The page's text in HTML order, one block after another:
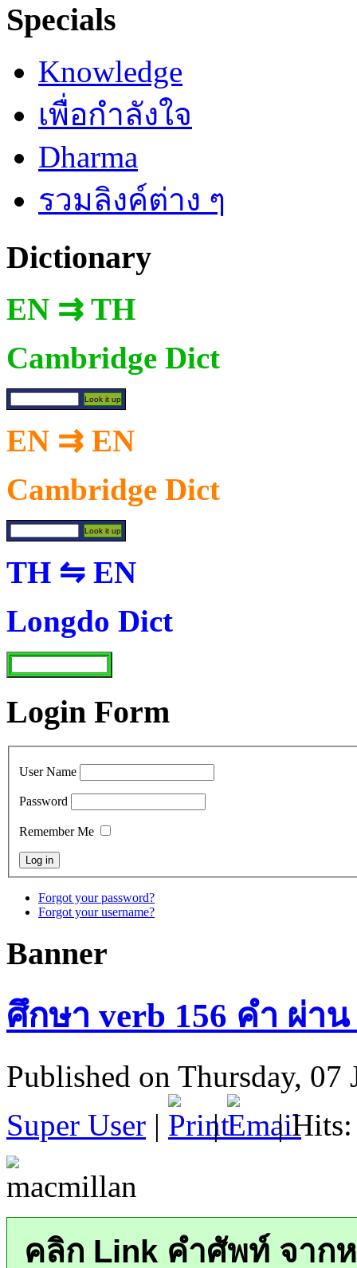
Specials
Knowledge
เพื่อกำลังใจ
Dharma
รวมลิงค์ต่าง ๆ
Dictionary
EN ⇉ TH
Cambridge Dict
EN ⇉ EN
Cambridge Dict
TH ⇋ EN
Longdo Dict
Login Form
User Name
Password
Remember Me
Forgot your password?
Forgot your username?
Banner
ศึกษา verb 156 คำ ผ่า
Published on Thursday, 07
Super User | | | Hits:
คลิก Link คำศัพท์ จาก